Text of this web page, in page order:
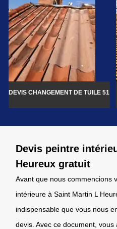
DEVIS CHANGEMENT DE TUILE 51
Devis peintre
Heureux gratuit
Avant que nous commencions
intérieure à Saint Martin L
indispensable que vous nous
devis. Avec ce document,